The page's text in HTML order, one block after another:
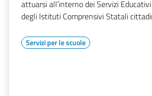
attuarsi all’interno dei Servizi
degli Istituti Comprensivi Statali
Servizi per le scuole